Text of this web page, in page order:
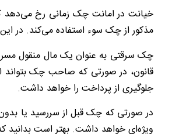
خیانت در امانت چک زمانی رخ می‌دهد
مذکور از چک سوء استفاده می‌کند. در
چک سرقتی به عنوان یک مال منقول
قانون، در صورتی که صاحب چک بتواند
جلوگیری از پرداخت را خواهد داشت.
در صورتی که چک قبل از سررسید یا
ویژه‌ای خواهد داشت. بهتر است بدانید